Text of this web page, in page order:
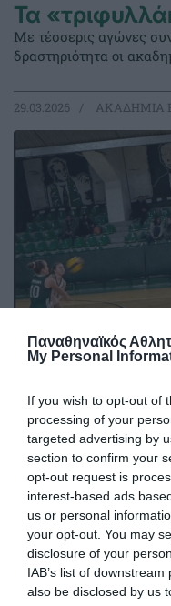
Παναθηναϊκός
My Personal
If you wish to opt-out of
processing of your
targeted advertising by
section to confirm your
opt-out request is
interest-based ads
us or personal
your opt-out. You may
disclosure of your
IAB’s list of
also be disclosed by us
Τα
Με τέσσερις αγώνες
δραστηριότητα οι
29.03.2026 ΑΚΑΔΗΜΙΑ
Τα
Οι ακαδημίες βόλεϊ
μάχες και αυτό το
01.03.2026 ΑΚΑΔΗΜΙΑ